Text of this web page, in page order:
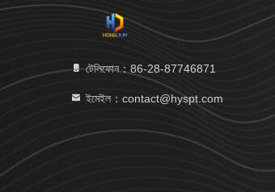
টেলিফোন：86-28-87746871
ইমেইল：contact@hyspt.com